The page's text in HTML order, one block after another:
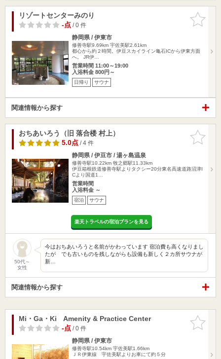
お気に入
りに追加
リゾートセンターみのり
-点/ 0 件
静岡県 / 伊東市
修善寺駅9.69km 宇佐美駅2.61km
都心から約２時間。伊豆スカイライン亀石ICから伊東方面
へ。 JR伊…
営業時間 11:00～19:00
入浴料金 800円～
日帰り サウナ
関連情報から探す
お気に入
りに追加
おちあいろう（旧 落合楼 村上）
5.0点/ 4 件
静岡県 / 伊豆市 / 湯ヶ島温泉
修善寺駅10.22km 牧之郷駅11.33km
伊豆箱根鉄道修善寺駅よりタクシー20分東名高速道路沼津I
Cより国道1…
営業時間
入浴料金 ～
宿泊 サウナ
楽天トラベルの宿泊プランを見る
50代～
女性
今はおちあいろうと名前がかわっています 宿泊費も高くなりまし
たが でも古いものを残しながらも設備も新しく２カ所サウナが
新…
関連情報から探す
お気に入
りに追加
Mi・Ga・Ki Amenity & Practice Center
-点/ 0 件
静岡県 / 伊東市
修善寺駅10.54km 宇佐美駅1.66km
ＪＲ伊東線 宇佐美駅よりお車にて約５分